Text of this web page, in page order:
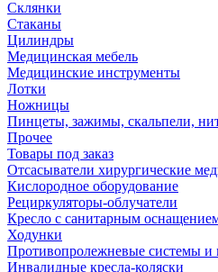
Склянки
Стаканы
Цилиндры
Медицинская мебель
Медицинские инструменты
Лотки
Ножницы
Пинцеты, зажимы, скальпели,
Прочее
Товары под заказ
Отсасыватели хирургические
Кислородное оборудование
Рециркуляторы-облучатели
Кресло с санитарным
Ходунки
Противопролежневые системы и
Инвалидные кресла-коляски